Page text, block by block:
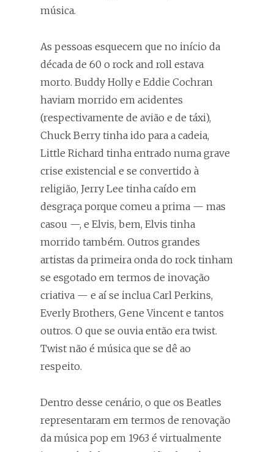
música.
As pessoas esquecem que no início da
década de 60 o rock and roll estava
morto. Buddy Holly e Eddie Cochran
haviam morrido em acidentes
(respectivamente de avião e de táxi),
Chuck Berry tinha ido para a cadeia,
Little Richard tinha entrado numa grave
crise existencial e se convertido à
religião, Jerry Lee tinha caído em
desgraça porque comeu a prima — mas
casou —, e Elvis, bem, Elvis tinha
morrido também. Outros grandes
artistas da primeira onda do rock tinham
se esgotado em termos de inovação
criativa — e aí se inclua Carl Perkins,
Everly Brothers, Gene Vincent e tantos
outros. O que se ouvia então era twist.
Twist não é música que se dê ao
respeito.
Dentro desse cenário, o que os Beatles
representaram em termos de renovação
da música pop em 1963 é virtualmente